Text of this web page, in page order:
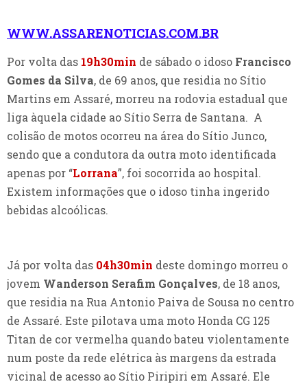
WWW.ASSARENOTICIAS.COM.BR
Por volta das 19h30min de sábado o idoso Francisco
Gomes da Silva, de 69 anos, que residia no Sítio
Martins em Assaré, morreu na rodovia estadual que
liga àquela cidade ao Sítio Serra de Santana. A
colisão de motos ocorreu na área do Sítio Junco,
sendo que a condutora da outra moto identificada
apenas por “Lorrana”, foi socorrida ao hospital.
Existem informações que o idoso tinha ingerido
bebidas alcoólicas.
Já por volta das 04h30min deste domingo morreu o
jovem Wanderson Serafim Gonçalves, de 18 anos,
que residia na Rua Antonio Paiva de Sousa no centro
de Assaré. Este pilotava uma moto Honda CG 125
Titan de cor vermelha quando bateu violentamente
num poste da rede elétrica às margens da estrada
vicinal de acesso ao Sítio Piripiri em Assaré. Ele